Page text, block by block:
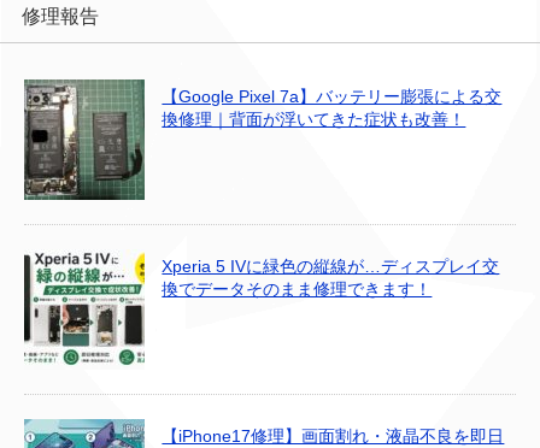
修理報告
【Google Pixel 7a】バッテリー膨張による交
換修理｜背面が浮いてきた症状も改善！
Xperia 5 IVに緑色の縦線が…ディスプレイ交
換でデータそのまま修理できます！
【iPhone17修理】画面割れ・液晶不良を即日